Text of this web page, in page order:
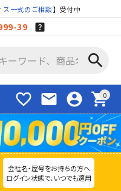
ス一式のご相談】受付中
39
search
favorite_border mail account_circle shopping_cart
会社名・屋号をお持ちの方へ
ログイン状態で、いつでも適用